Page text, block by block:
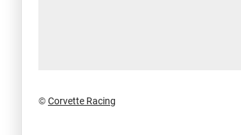
©Corvette Racing